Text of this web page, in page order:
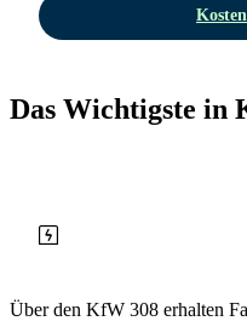
Das Wichtigste in
Über den KfW 308 erhalten